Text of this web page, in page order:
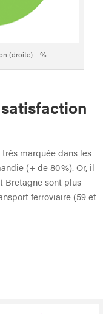
(droite) – %
satisfaction
très marquée dans les
(+ de 80 %). Or, il
Bretagne sont plus
ferroviaire (59 et